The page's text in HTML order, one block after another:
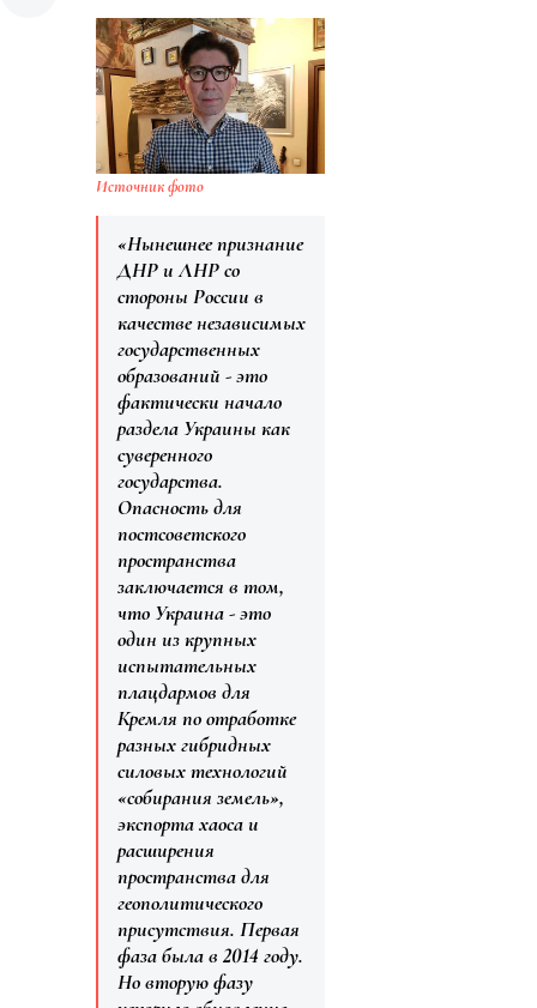
Источник фото
«Нынешнее признание
ДНР и ЛНР со
стороны России в
качестве независимых
государственных
образований - это
фактически начало
раздела Украины как
суверенного
государства.
Опасность для
постсоветского
пространства
заключается в том,
что Украина - это
один из крупных
испытательных
плацдармов для
Кремля по отработке
разных гибридных
силовых технологий
«собирания земель»,
экспорта хаоса и
расширения
пространства для
геополитического
присутствия. Первая
фаза была в 2014 году.
Но вторую фазу